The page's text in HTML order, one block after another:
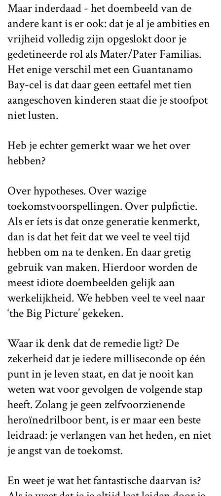
Maar inderdaad - het doembeeld van de
andere kant is er ook: dat je al je ambities en
vrijheid volledig zijn opgeslokt door je
gedetineerde rol als Mater/Pater Familias.
Het enige verschil met een Guantanamo
Bay-cel is dat daar geen eettafel met tien
aangeschoven kinderen staat die je stoofpot
niet lusten.
Heb je echter gemerkt waar we het over
hebben?
Over hypotheses. Over wazige
toekomstvoorspellingen. Over pulpfictie.
Als er íets is dat onze generatie kenmerkt,
dan is dat het feit dat we veel te veel tijd
hebben om na te denken. En daar gretig
gebruik van maken. Hierdoor worden de
meest idiote doembeelden gelijk aan
werkelijkheid. We hebben veel te veel naar
‘the Big Picture’ gekeken.
Waar ik denk dat de remedie ligt? De
zekerheid dat je iedere milliseconde op één
punt in je leven staat, en dat je nooit kan
weten wat voor gevolgen de volgende stap
heeft. Zolang je geen zelfvoorzienende
heroïnedrilboor bent, is er maar een beste
leidraad: je verlangen van het heden, en niet
je angst van de toekomst.
En weet je wat het fantastische daarvan is?